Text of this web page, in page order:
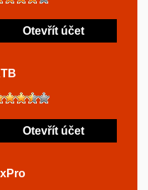
Otevřít účet
Otevřít účet